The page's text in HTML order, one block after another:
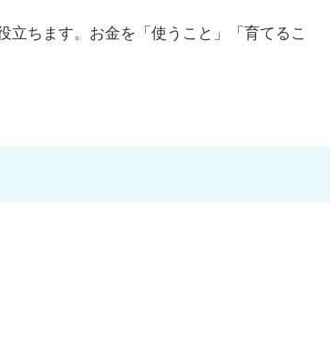
ちます。お金を「使うこと」「育てるこ